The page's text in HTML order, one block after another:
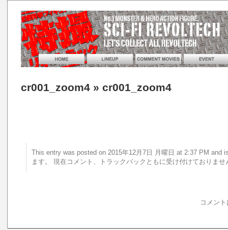
cr001_zoom4 » cr001_zoom4
This entry was posted on 2015年12月7日 月曜日 at 2:37 PM
ます。 現在コメント、トラックバックともに受け付けておりませ
コメン